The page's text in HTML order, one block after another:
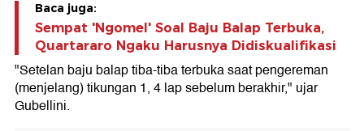
Baca juga:
Sempat 'Ngomel' Soal Baju Balap Terbuka,
Quartararo Ngaku Harusnya Didiskualifikasi
"Setelan baju balap tiba-tiba terbuka saat pengereman
(menjelang) tikungan 1, 4 lap sebelum berakhir," ujar
Gubellini.